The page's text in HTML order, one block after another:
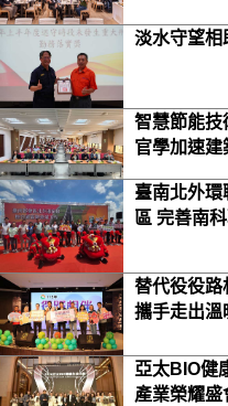
淡水守望相
智慧節能技
官學加速建
臺南北外環
區 完善南
替代役役路
攜手走出溫
亞太BIO健
產業榮耀盛